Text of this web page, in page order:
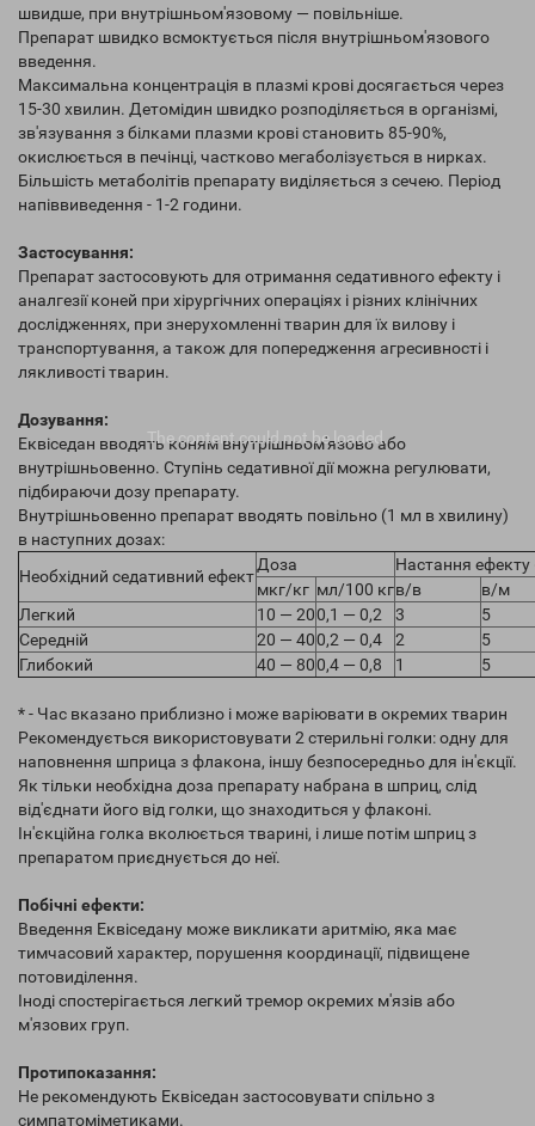
The contentcould not be loaded.
швидше, при внутрішньом'язовому — повільніше.
Препарат швидко всмоктується після внутрішньом'язового
введення.
Максимальна концентрація в плазмі крові досягається через
15-30 хвилин. Детомідин швидко розподіляється в організмі,
зв'язування з білками плазми крові становить 85-90%,
окислюється в печінці, частково мегаболізується в нирках.
Більшість метаболітів препарату виділяється з сечею. Період
напіввиведення - 1-2 години.
Застосування:
Препарат застосовують для отримання седативного ефекту і
аналгезії коней при хірургічних операціях і різних клінічних
дослідженнях, при знерухомленні тварин для їх вилову і
транспортування, а також для попередження агресивності і
лякливості тварин.
Дозування:
Еквіседан вводять коням внутрішньом'язово або
внутрішньовенно. Ступінь седативної дії можна регулювати,
підбираючи дозу препарату.
Внутрішньовенно препарат вводять повільно (1 мл в хвилину)
в наступних дозах:
Необхідний седативний ефект
Доза
Настання ефекту
мкг/кг мл/100 кгв/в
в/м
Легкий
10 — 200,1 — 0,2 3
5
Середній
20 — 400,2 — 0,4 2
5
Глибокий
40 — 800,4 — 0,8 1 5
* - Час вказано приблизно і може варіювати в окремих тварин
Рекомендується використовувати 2 стерильні голки: одну для
наповнення шприца з флакона, іншу безпосередньо для ін'єкції.
Як тільки необхідна доза препарату набрана в шприц, слід
від'єднати його від голки, що знаходиться у флаконі.
Ін'єкційна голка вколюється тварині, і лише потім шприц з
препаратом приєднується до неї.
Побічні ефекти:
Введення Еквіседану може викликати аритмію, яка має
тимчасовий характер, порушення координації, підвищене
потовиділення.
Іноді спостерігається легкий тремор окремих м'язів або
м'язових груп.
Протипоказання:
Не рекомендують Еквіседан застосовувати спільно з
симпатоміметиками.